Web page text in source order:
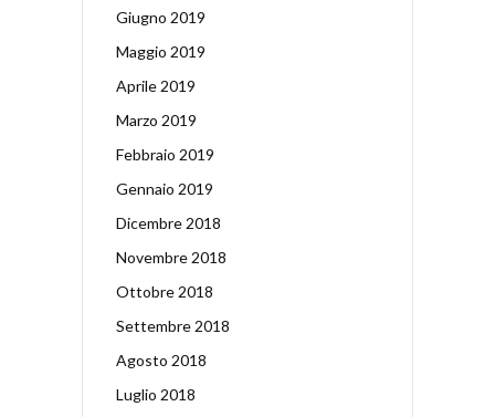
Giugno 2019
Maggio 2019
Aprile 2019
Marzo 2019
Febbraio 2019
Gennaio 2019
Dicembre 2018
Novembre 2018
Ottobre 2018
Settembre 2018
Agosto 2018
Luglio 2018